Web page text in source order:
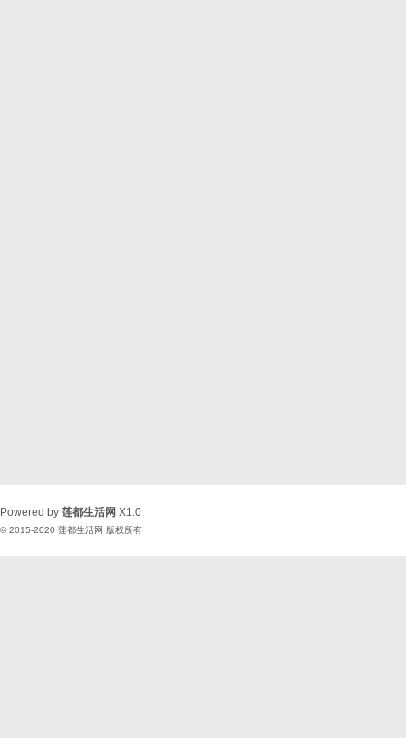
Powered by 莲都生活网 X1.0
© 2015-2020 莲都生活网 版权所有